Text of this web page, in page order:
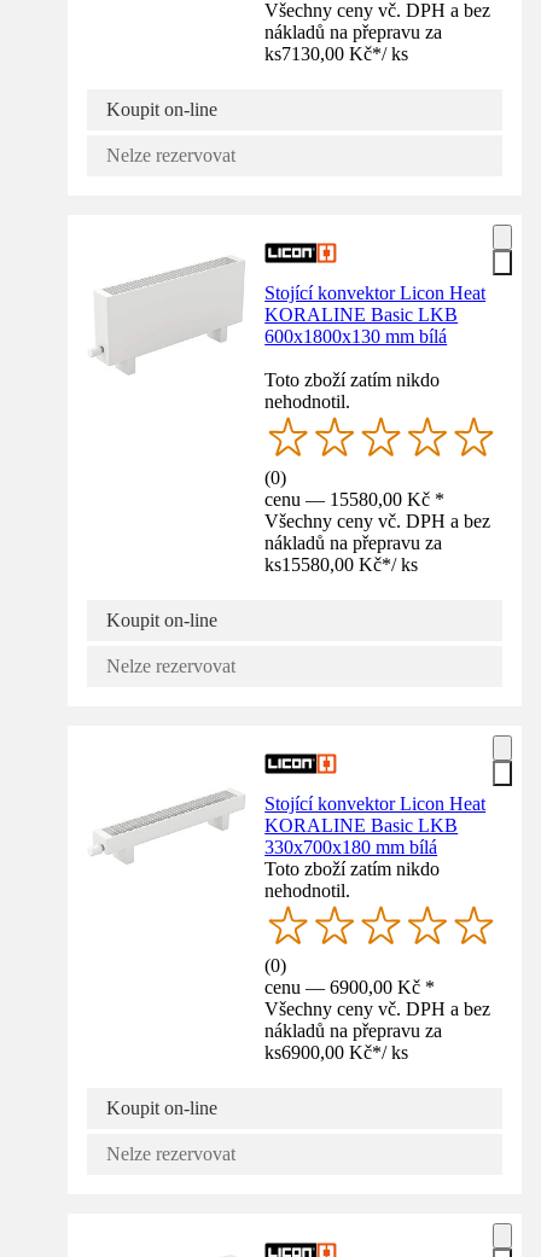
Všechny ceny vč. DPH a bez
nákladů na přepravu za
ks7130,00 Kč*/ ks
Koupit on-line
Nelze rezervovat
Stojící konvektor Licon Heat
KORALINE Basic LKB
600x1800x130 mm bílá
Toto zboží zatím nikdo
nehodnotil.
(0)
cenu — 15580,00 Kč *
Všechny ceny vč. DPH a bez
nákladů na přepravu za
ks15580,00 Kč*/ ks
Koupit on-line
Nelze rezervovat
Stojící konvektor Licon Heat
KORALINE Basic LKB
330x700x180 mm bílá
Toto zboží zatím nikdo
nehodnotil.
(0)
cenu — 6900,00 Kč *
Všechny ceny vč. DPH a bez
nákladů na přepravu za
ks6900,00 Kč*/ ks
Koupit on-line
Nelze rezervovat